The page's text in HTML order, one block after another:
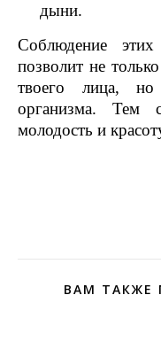
дыни.
Соблюдение
позволит не
твоего лица,
организма.
молодость и
ВАМ ТАКЖЕ